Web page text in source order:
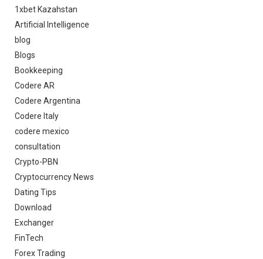
1xbet Kazahstan
Artificial Intelligence
blog
Blogs
Bookkeeping
Codere AR
Codere Argentina
Codere Italy
codere mexico
consultation
Crypto-PBN
Cryptocurrency News
Dating Tips
Download
Exchanger
FinTech
Forex Trading